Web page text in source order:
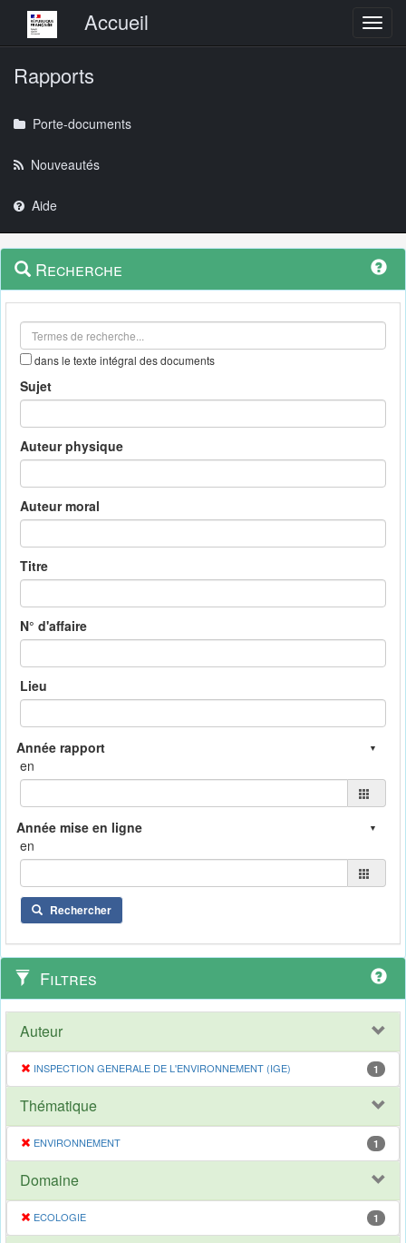
Menu principalAccueil
Rapports
Porte-documents
Nouveautés
Aide
Navigation
outils
Menu
contextuel
Recherche
dans le texte intégral des documents
Sujet
Auteur physique
Auteur moral
Titre
N° d'affaire
Lieu
en
en
Rechercher
Filtres
Auteur
INSPECTION GENERALE DE L'ENVIRONNEMENT (IGE) 1
Thématique
ENVIRONNEMENT 1
Domaine
ECOLOGIE 1